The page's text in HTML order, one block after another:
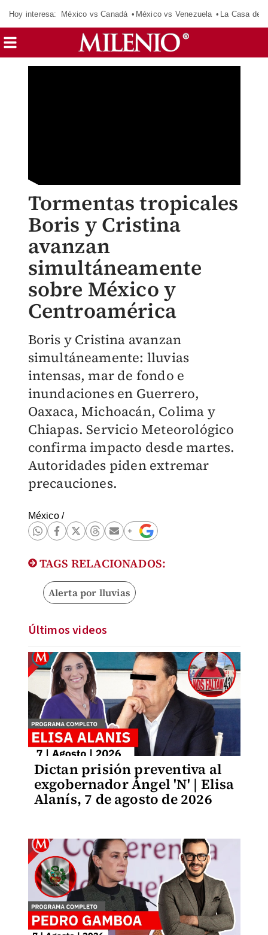
Hoy interesa: México vs Canadá México vs Venezuela La Casa de
Tormentas tropicales
Boris y Cristina
avanzan
simultáneamente
sobre México y
Centroamérica
Boris y Cristina avanzan
simultáneamente: lluvias
intensas, mar de fondo e
inundaciones en Guerrero,
Oaxaca, Michoacán, Colima y
Chiapas. Servicio Meteorológico
confirma impacto desde martes.
Autoridades piden extremar
precauciones.
México/
TAGS RELACIONADOS:
Alerta por lluvias
Últimos videos
Dictan prisión preventiva al
exgobernador Ángel 'N' | Elisa
Alanís, 7 de agosto de 2026